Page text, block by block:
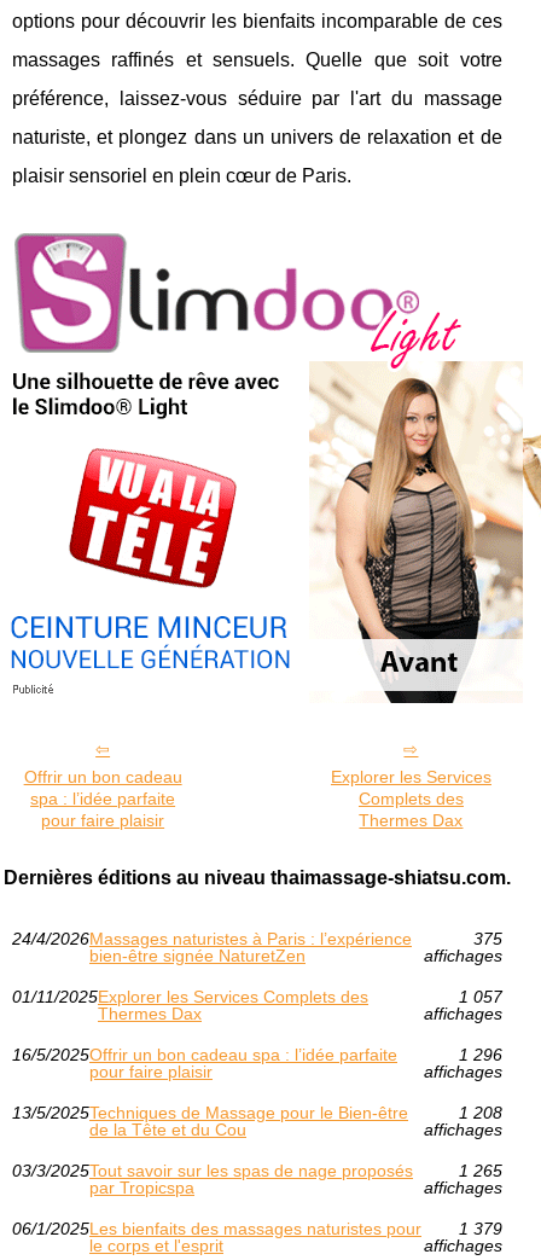
options pour découvrir les bienfaits incomparable de ces
massages raffinés et sensuels. Quelle que soit votre
préférence, laissez-vous séduire par l'art du massage
naturiste, et plongez dans un univers de relaxation et de
plaisir sensoriel en plein cœur de Paris.
Offrir un bon cadeau
spa : l’idée parfaite
pour faire plaisir
Explorer les Services
Complets des
Thermes Dax
Dernières éditions au niveau thaimassage-shiatsu.com.
24/4/2026Massages naturistes à Paris : l’expérience
bien‑être signée NaturetZen
375
affichages
01/11/2025Explorer les Services Complets des
Thermes Dax
1 057
affichages
16/5/2025Offrir un bon cadeau spa : l’idée parfaite
pour faire plaisir
1 296
affichages
13/5/2025Techniques de Massage pour le Bien-être
de la Tête et du Cou
1 208
affichages
03/3/2025Tout savoir sur les spas de nage proposés
par Tropicspa
1 265
affichages
06/1/2025Les bienfaits des massages naturistes pour
le corps et l'esprit
1 379
affichages